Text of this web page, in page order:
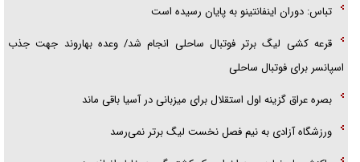
تباس: دوران اینفانتینو به پایان رسیده است
قرعه کشی لیگ برتر فوتبال ساحلی انجام شد/ وعده بهاروند جهت جذب
اسپانسر برای فوتبال ساحلی
بصره عراق گزینه اول استقلال برای میزبانی در آسیا باقی ماند
ورزشگاه آزادی به نیم فصل نخست لیگ برتر نمی‌رسد